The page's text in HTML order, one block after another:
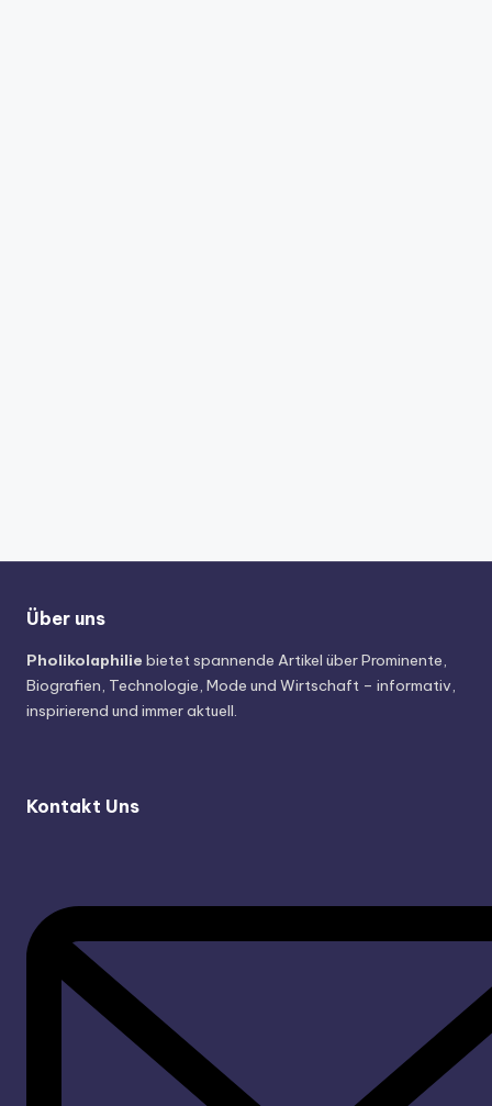
Über uns
Pholikolaphilie bietet spannende Artikel über Prominente,
Biografien, Technologie, Mode und Wirtschaft – informativ,
inspirierend und immer aktuell.
Kontakt Uns